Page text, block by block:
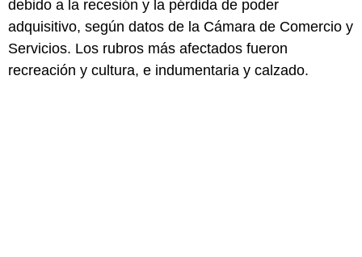
debido a la recesión y la pérdida de poder
adquisitivo, según datos de la Cámara de Comercio y
Servicios. Los rubros más afectados fueron
recreación y cultura, e indumentaria y calzado.